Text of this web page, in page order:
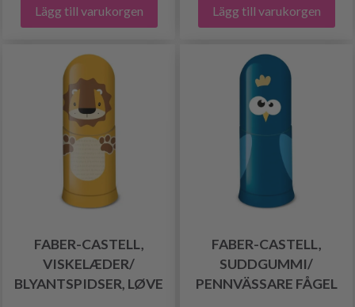
Lägg till varukorgen Lägg till varukorgen
FABER-CASTELL,
VISKELÆDER/
BLYANTSPIDSER, LØVE
FABER-CASTELL,
SUDDGUMMI/
PENNVÄSSARE FÅGEL